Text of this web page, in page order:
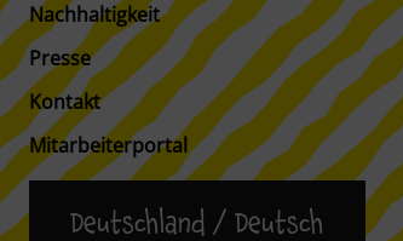
Nachhaltigkeit
Presse
Kontakt
Mitarbeiterportal
Deutschland / Deutsch